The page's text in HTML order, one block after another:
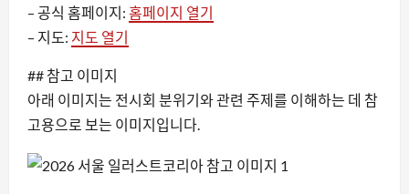
– 공식 홈페이지: 홈페이지 열기
– 지도: 지도 열기
## 참고 이미지
아래 이미지는 전시회 분위기와 관련 주제를 이해하는 데 참
고용으로 보는 이미지입니다.